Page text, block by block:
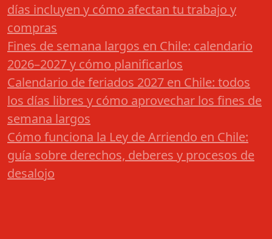
días incluyen y cómo afectan tu trabajo y
compras
Fines de semana largos en Chile: calendario
2026–2027 y cómo planificarlos
Calendario de feriados 2027 en Chile: todos
los días libres y cómo aprovechar los fines de
semana largos
Cómo funciona la Ley de Arriendo en Chile:
guía sobre derechos, deberes y procesos de
desalojo